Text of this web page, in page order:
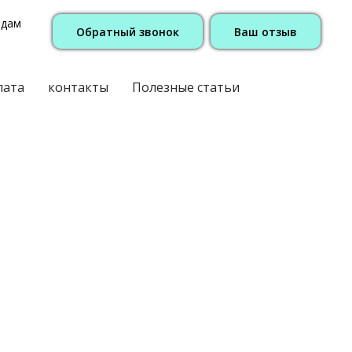
Обратный звонок Ваш отзыв
контакты Полезные статьи